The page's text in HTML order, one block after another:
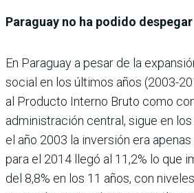
Paraguay no ha podido despegar
En Paraguay a pesar de la
social en los últimos años (2003-
al Producto Interno Bruto como
administración central, sigue en
el año 2003 la inversión era
para el 2014 llegó al 11,2% lo que
del 8,8% en los 11 años, con